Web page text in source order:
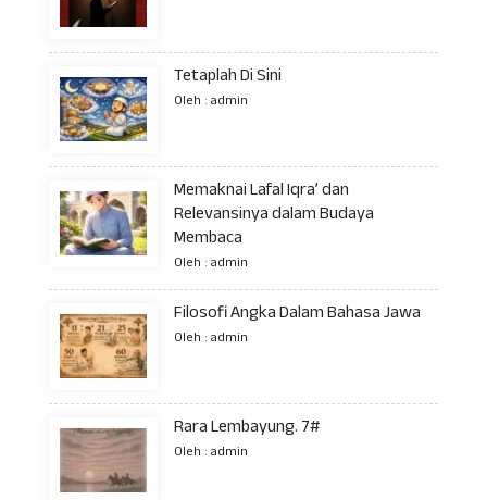
Tetaplah Di Sini
Oleh : admin
Memaknai Lafal Iqra’ dan
Relevansinya dalam Budaya
Membaca
Oleh : admin
Filosofi Angka Dalam Bahasa Jawa
Oleh : admin
Rara Lembayung. 7#
Oleh : admin